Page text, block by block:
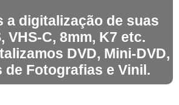
a digitalização de suas
VHS-C, 8mm, K7 etc.
DVD, Mini-DVD,
de Fotografias e Vinil.